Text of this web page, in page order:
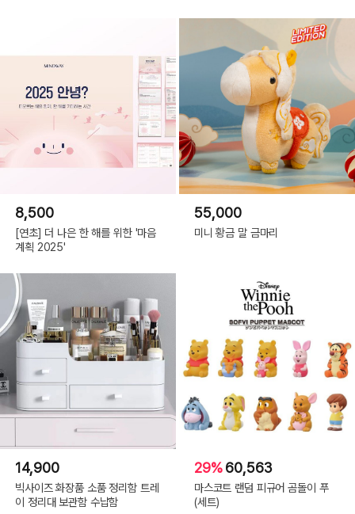
8,500
[연초] 더 나은 한 해를 위한 '마음
계획 2025'
55,000
미니 황금 말 금마리
14,900
빅사이즈 화장품 소품 정리함 트레
이 정리대 보관함 수납함
29%60,563
마스코트 랜덤 피규어 곰돌이 푸
(세트)